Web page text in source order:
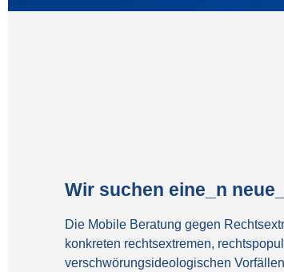
Wir suchen eine_n
Die Mobile Beratung gegen
konkreten rechtsextremen,
verschwörungsideologischen